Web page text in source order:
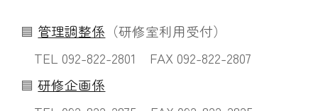
🟦 管理調整係 （研修室利用受付）
TEL 092-822-2801 FAX 092-822-2807
🟦研修企画係